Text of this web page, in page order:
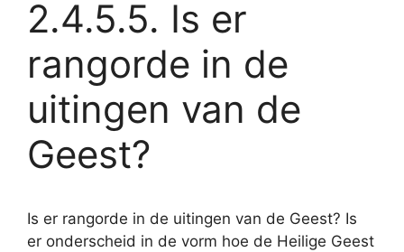
2.4.5.5. Is er
rangorde in de
uitingen van de
Geest?
Is er rangorde in de uitingen van de Geest? Is
er onderscheid in de vorm hoe de Heilige Geest